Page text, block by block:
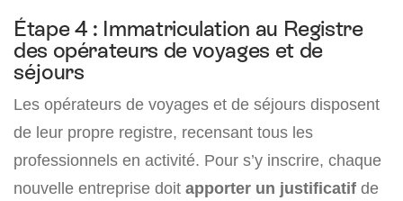
Étape 4 : Immatriculation au Registre
des opérateurs de voyages et de
séjours
Les opérateurs de voyages et de séjours disposent
de leur propre registre, recensant tous les
professionnels en activité. Pour s’y inscrire, chaque
nouvelle entreprise doit apporter un justificatif de